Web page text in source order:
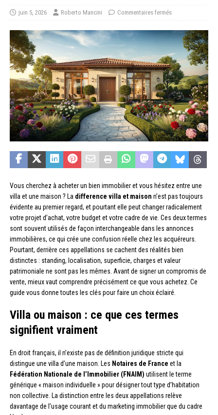
juin 5, 2026 Roberto Mancini Commentaires fermés
Vous cherchez à acheter un bien immobilier et vous hésitez entre une
villa et une maison ? La difference villa et maison n’est pas toujours
évidente au premier regard, et pourtant elle peut changer radicalement
votre projet d’achat, votre budget et votre cadre de vie. Ces deux termes
sont souvent utilisés de façon interchangeable dans les annonces
immobilières, ce qui crée une confusion réelle chez les acquéreurs.
Pourtant, derrière ces appellations se cachent des réalités bien
distinctes : standing, localisation, superficie, charges et valeur
patrimoniale ne sont pas les mêmes. Avant de signer un compromis de
vente, mieux vaut comprendre précisément ce que vous achetez. Ce
guide vous donne toutes les clés pour faire un choix éclairé.
Villa ou maison : ce que ces termes
signifient vraiment
En droit français, il n’existe pas de définition juridique stricte qui
distingue une villa d’une maison. Les Notaires de France et la
Fédération Nationale de l’Immobilier (FNAIM) utilisent le terme
générique « maison individuelle » pour désigner tout type d’habitation
non collective. La distinction entre les deux appellations relève
davantage de l’usage courant et du marketing immobilier que du cadre